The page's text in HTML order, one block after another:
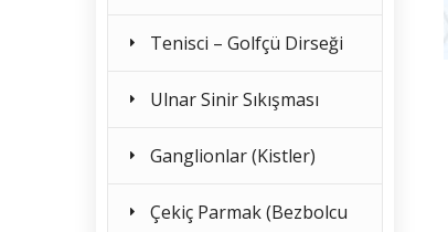
Tenisci – Golfçü Dirseği
Ulnar Sinir Sıkışması
Ganglionlar (Kistler)
Çekiç Parmak (Bezbolcu